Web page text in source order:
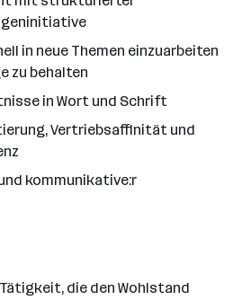
in neue Themen einzuarbeiten
zu behalten
in Wort und Schrift
Vertriebsaffinität und
kommunikative:r
die den Wohlstand